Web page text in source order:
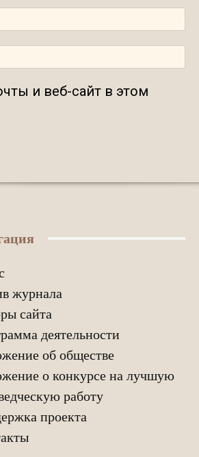
и веб-сайт в этом
журнала
сайта
деятельности
об обществе
о конкурсе на лучшую
работу
проекта